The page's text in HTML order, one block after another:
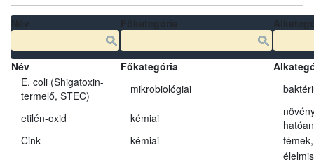
Név Főkategória
E. coli (Shigatoxin-
termelő, STEC)
mikrobiológiai
etilén-oxid kémiai
Cink
kémiai